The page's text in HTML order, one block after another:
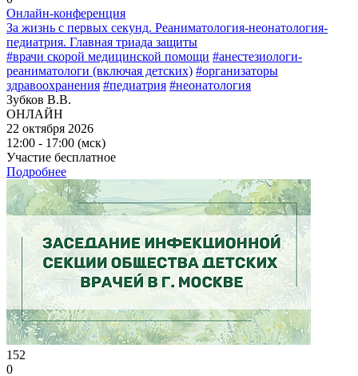
Онлайн-конференция
За жизнь с первых секунд. Реаниматология-неонатология-
педиатрия. Главная триада защиты
#врачи скорой медицинской помощи #анестезиологи-
реаниматологи (включая детских) #организаторы
здравоохранения #педиатрия #неонатология
Зубков В.В.
ОНЛАЙН
22 октября 2026
12:00 - 17:00 (мск)
Участие бесплатное
Подробнее
152
0